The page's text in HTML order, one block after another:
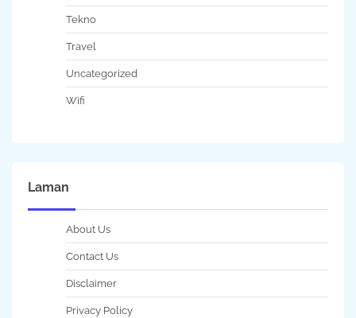
Tekno
Travel
Uncategorized
Wifi
Laman
About Us
Contact Us
Disclaimer
Privacy Policy